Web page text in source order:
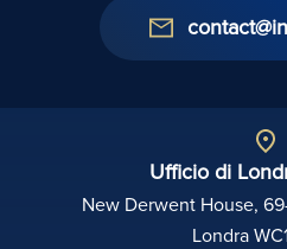
Ufficio di
New Derwent House,
Londra